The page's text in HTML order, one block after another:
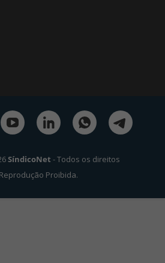
SíndicoNet - Todos os direitos
Proibida.